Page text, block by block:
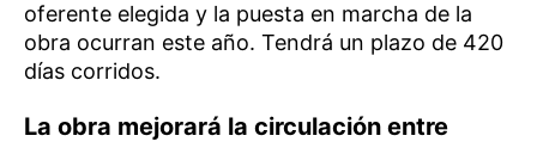
oferente elegida y la puesta en marcha de la
obra ocurran este año. Tendrá un plazo de 420
días corridos.
La obra mejorará la circulación entre